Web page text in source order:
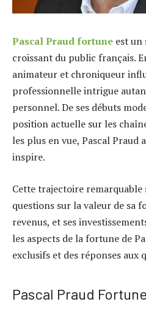
Pascal Praud fortune est un
croissant du public français.
animateur et chroniqueur
professionnelle intrigue
personnel. De ses débuts
position actuelle sur les
les plus en vue, Pascal
inspire.
Cette trajectoire
questions sur la valeur de sa
revenus, et ses
les aspects de la fortune de
exclusifs et des réponses aux
Pascal Praud